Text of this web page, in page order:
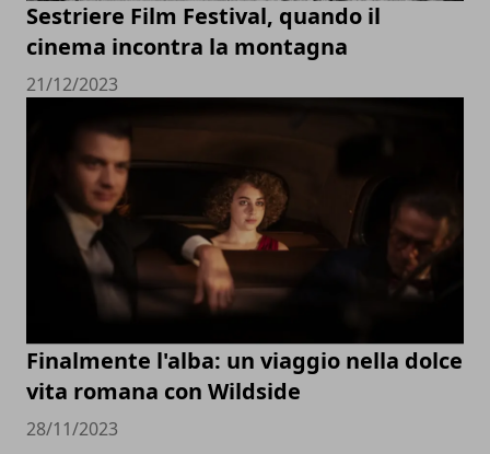
Sestriere Film Festival, quando il
cinema incontra la montagna
21/12/2023
Finalmente l'alba: un viaggio nella dolce
vita romana con Wildside
28/11/2023